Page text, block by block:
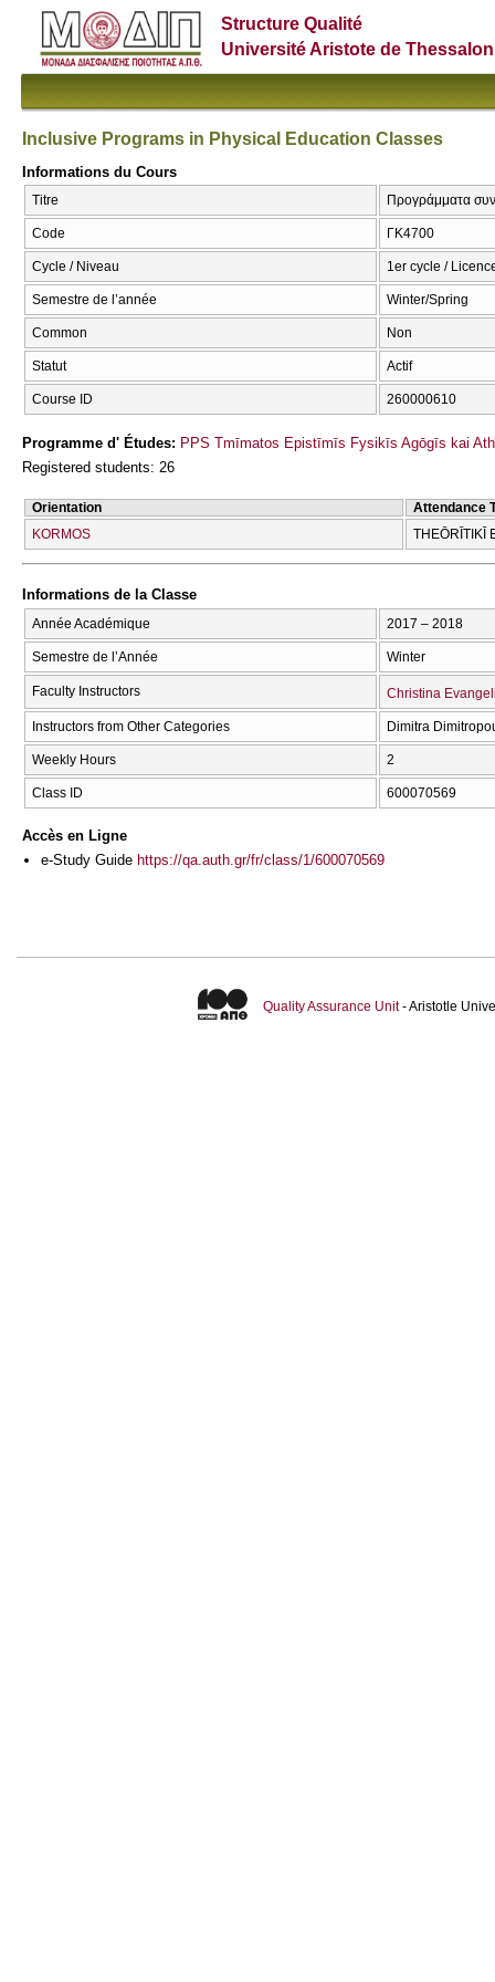
Structure Qualité
Université Aristote de
Inclusive Programs in Physical Education Classes
Informations du Cours
Titre Προγράμματα
Code ΓΚ4700
Cycle / Niveau 1er cycle /
Semestre de l’année Winter/Spring
Common Non
Statut Actif
Course ID 260000610
Programme d' Études: PPS Tmīmatos Epistīmīs Fysikīs Agōgīs kai
Registered students: 26
Orientation
Attendance
KORMOS
THEŌRĪTIKĪ
Informations de la Classe
Année Académique 2017 – 2018
Semestre de l’Année Winter
Faculty Instructors Christina
Instructors from Other Categories Dimitra
Weekly Hours 2
Class ID 600070569
Accès en Ligne
e-Study Guide https://qa.auth.gr/fr/class/1/600070569
Quality Assurance Unit- Aristotle